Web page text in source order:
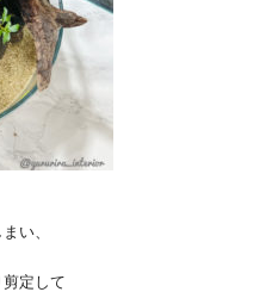
い、
定して